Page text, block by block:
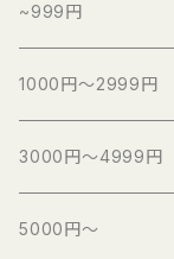
~999円
1000円～2999円
3000円～4999円
5000円～